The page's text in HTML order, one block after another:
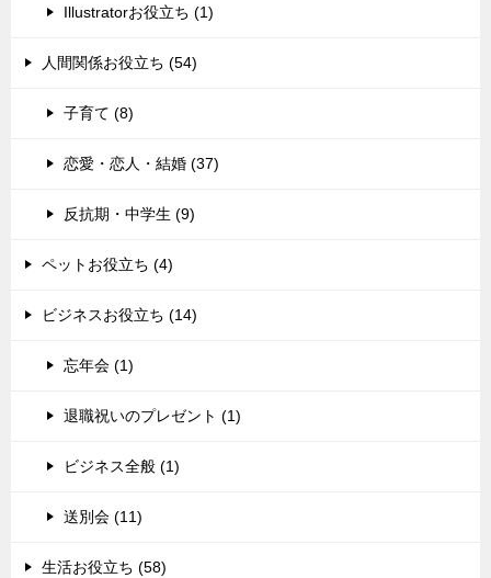
Illustratorお役立ち (1)
人間関係お役立ち (54)
子育て (8)
恋愛・恋人・結婚 (37)
反抗期・中学生 (9)
ペットお役立ち (4)
ビジネスお役立ち (14)
忘年会 (1)
退職祝いのプレゼント (1)
ビジネス全般 (1)
送別会 (11)
生活お役立ち (58)